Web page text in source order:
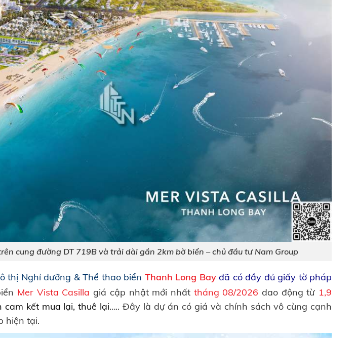
cung đường DT 719B và trải dài gần 2km bờ biển – chủ đầu tư Nam Group
thị Nghỉ dưỡng & Thể thao biển Thanh Long Bayđã có đầy đủ giấy tờ pháp
Mer Vista Casilla giá cập nhật mới nhấttháng 08/2026 dao động từ 1,9
kết mua lại, thuê lại….. Đây là dự án có giá và chính sách vô cùng cạnh
hiện tại.